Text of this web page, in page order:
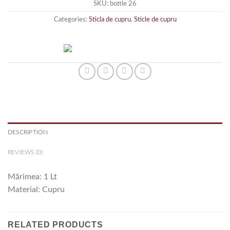
SKU: bottle 26
Categories: Sticla de cupru, Sticle de cupru
DESCRIPTION
REVIEWS (0)
Mărimea: 1 Lt
Material: Cupru
RELATED PRODUCTS